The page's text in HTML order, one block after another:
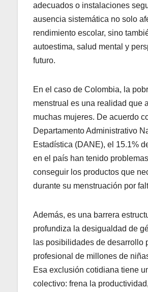
adecuados o instalaciones
ausencia sistemática no solo
rendimiento escolar, sino
autoestima, salud mental y
futuro.
En el caso de Colombia, la
menstrual es una realidad que
muchas mujeres. De acuerdo
Departamento Administrativo
Estadística (DANE), el 15.1%
en el país han tenido
conseguir los productos que
durante su menstruación por
Además, es una barrera
profundiza la desigualdad de
las posibilidades de desarrollo
profesional de millones de
Esa exclusión cotidiana tiene
colectivo: frena la